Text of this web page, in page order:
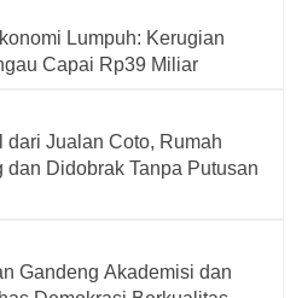
Lumpuh: Kerugian
Capai Rp39 Miliar
dari Jualan Coto, Rumah
dan Didobrak Tanpa Putusan
Gandeng Akademisi dan